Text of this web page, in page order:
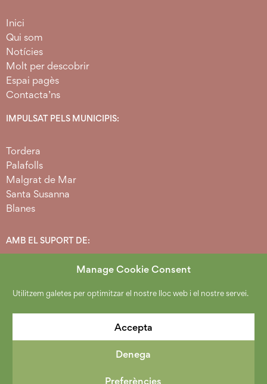
Manage Cookie Consent
Utilitzem galetes per optimitzar el nostre lloc web i el nostre servei.
Accepta
Denega
Preferències
Inici
Qui som
Notícies
Molt per descobrir
Espai pagès
Contacta’ns
IMPULSAT PELS MUNICIPIS:
Tordera
Palafolls
Malgrat de Mar
Santa Susanna
Blanes
AMB EL SUPORT DE:
2026 Copyright Espai Agrari Baixa Tordera.Política de protecció de dades